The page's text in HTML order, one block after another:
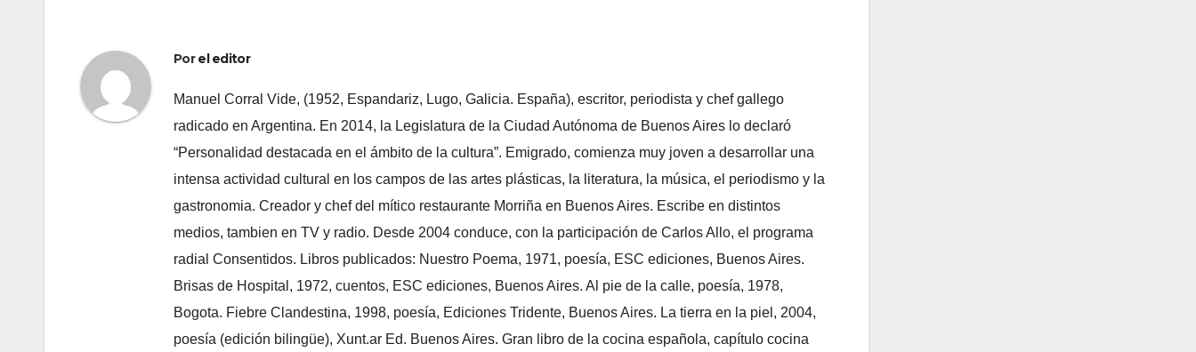
entradas
Porel editor
Manuel Corral Vide, (1952, Espandariz, Lugo, Galicia. España), escritor, periodista y chef gallego
radicado en Argentina. En 2014, la Legislatura de la Ciudad Autónoma de Buenos Aires lo declaró
“Personalidad destacada en el ámbito de la cultura”. Emigrado, comienza muy joven a desarrollar una
intensa actividad cultural en los campos de las artes plásticas, la literatura, la música, el periodismo y la
gastronomia. Creador y chef del mítico restaurante Morriña en Buenos Aires. Escribe en distintos
medios, tambien en TV y radio. Desde 2004 conduce, con la participación de Carlos Allo, el programa
radial Consentidos. Libros publicados: Nuestro Poema, 1971, poesía, ESC ediciones, Buenos Aires.
Brisas de Hospital, 1972, cuentos, ESC ediciones, Buenos Aires. Al pie de la calle, poesía, 1978,
Bogota. Fiebre Clandestina, 1998, poesía, Ediciones Tridente, Buenos Aires. La tierra en la piel, 2004,
poesía (edición bilingüe), Xunt.ar Ed. Buenos Aires. Gran libro de la cocina española, capítulo cocina